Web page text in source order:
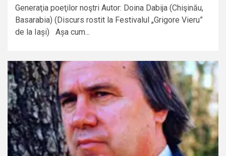
Generaţia poeţilor noştri Autor: Doina Dabija (Chişinău,
Basarabia) (Discurs rostit la Festivalul „Grigore Vieru”
de la Iași) Așa cum...